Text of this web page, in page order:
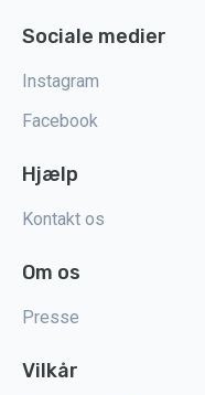
Sociale medier
Instagram
Facebook
Hjælp
Kontakt os
Om os
Presse
Vilkår